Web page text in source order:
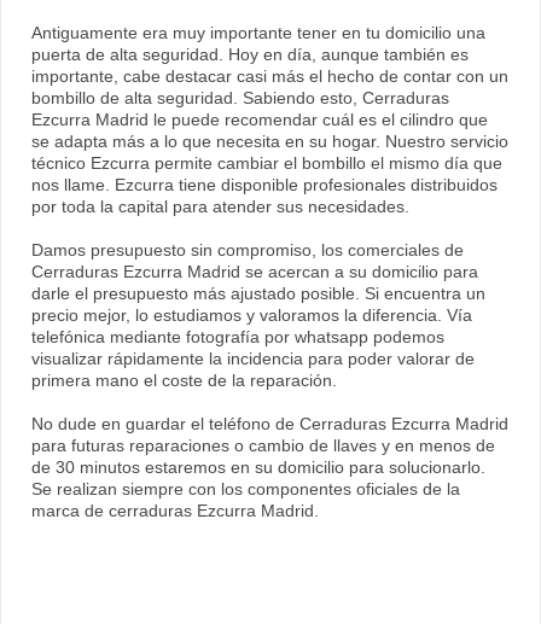
Antiguamente era muy importante tener en tu domicilio una
puerta de alta seguridad. Hoy en día, aunque también es
importante, cabe destacar casi más el hecho de contar con un
bombillo de alta seguridad. Sabiendo esto, Cerraduras
Ezcurra Madrid le puede recomendar cuál es el cilindro que
se adapta más a lo que necesita en su hogar. Nuestro servicio
técnico Ezcurra permite cambiar el bombillo el mismo día que
nos llame. Ezcurra tiene disponible profesionales distribuidos
por toda la capital para atender sus necesidades.
Damos presupuesto sin compromiso, los comerciales de
Cerraduras Ezcurra Madrid se acercan a su domicilio para
darle el presupuesto más ajustado posible. Si encuentra un
precio mejor, lo estudiamos y valoramos la diferencia. Vía
telefónica mediante fotografía por whatsapp podemos
visualizar rápidamente la incidencia para poder valorar de
primera mano el coste de la reparación.
No dude en guardar el teléfono de Cerraduras Ezcurra Madrid
para futuras reparaciones o cambio de llaves y en menos de
de 30 minutos estaremos en su domicilio para solucionarlo.
Se realizan siempre con los componentes oficiales de la
marca de cerraduras Ezcurra Madrid.